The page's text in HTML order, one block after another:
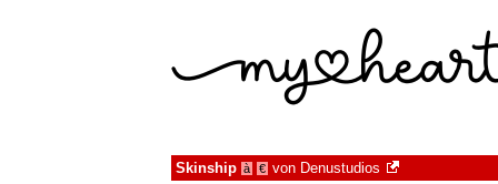
Skinship à € von Denustudios